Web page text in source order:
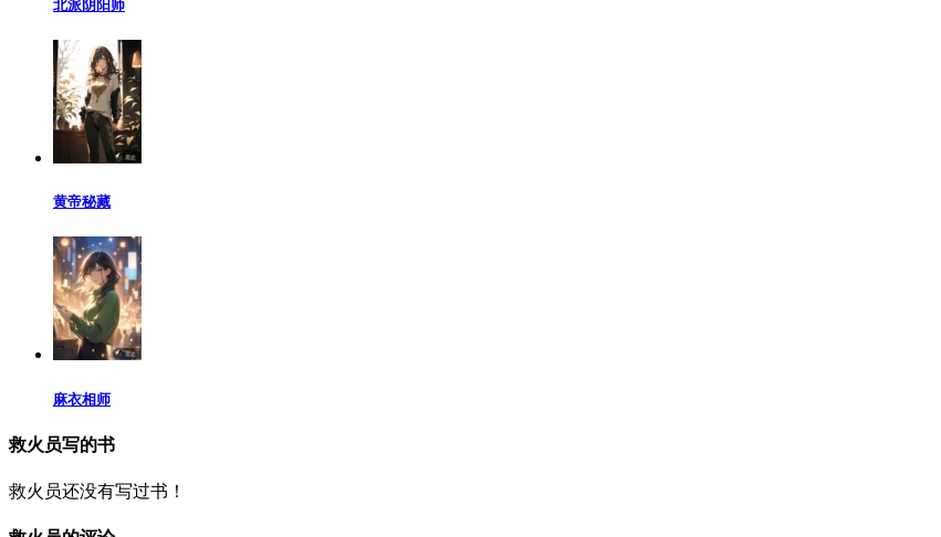
北派阴阳师
黄帝秘藏
麻衣相师
救火员写的书
救火员还没有写过书！